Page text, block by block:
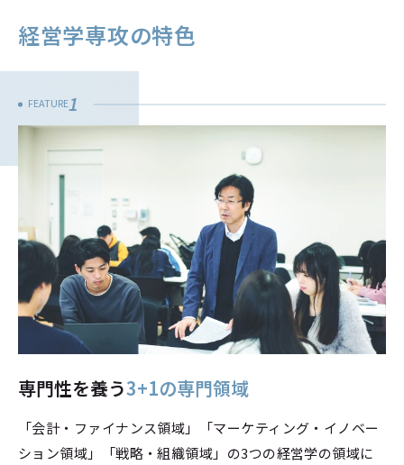
経営学専攻の特色
FEATURE1
専門性を養う3+1の専門領域
「会計・ファイナンス領域」「マーケティング・イノベー
ション領域」「戦略・組織領域」の3つの経営学の領域に